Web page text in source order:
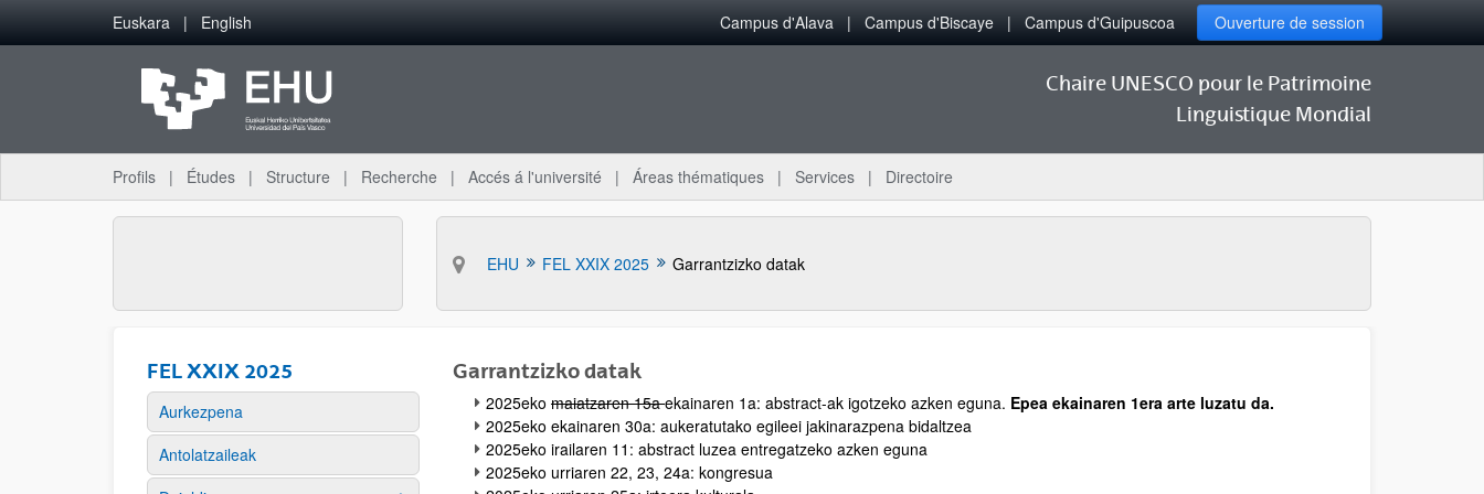
Saut au contenu principal
Euskara English Campus d'Alava Campus d'Biscaye Campus d'Guipuscoa Ouverture de session
Chaire UNESCO pour le Patrimoine
Linguistique Mondial
Profils Études Structure Recherche Accés á l'université Áreas thématiques Services Directoire
EHU FEL XXIX 2025 Garrantzizko datak
FEL XXIX 2025
Aurkezpena
Antolatzaileak
Garrantzizko datak
2025eko maiatzaren 15aekainaren 1a: abstract-ak igotzeko azken eguna. Epea ekainaren 1era arte luzatu da.
2025eko ekainaren 30a: aukeratutako egileei jakinarazpena bidaltzea
2025eko irailaren 11: abstract luzea entregatzeko azken eguna
2025eko urriaren 22, 23, 24a: kongresua